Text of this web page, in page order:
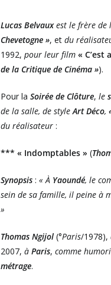
Lucas Belvaux est le frère de
Chevetogne », et du
1992, pour leur film « C’est
de la Critique de Cinéma »).
Pour la Soirée de Clôture, le
de la salle, de styleArt Déco,
du réalisateur :
*** « Indomptables » (
Synopsis : « À Yaoundé, le
sein de sa famille, il peine à
»
Thomas Ngijol (°Paris/1978),
2007, à Paris, comme
métrage.